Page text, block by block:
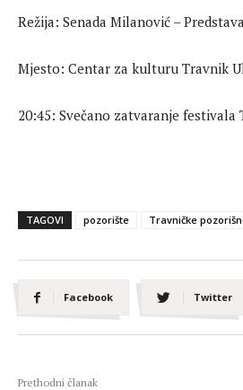
Režija: Senada Milanović –
Mjesto: Centar za kulturu Travnik
20:45: Svečano zatvaranje festivala
TAGOVI pozorište Travničke
Facebook Twitter
Prethodni članak